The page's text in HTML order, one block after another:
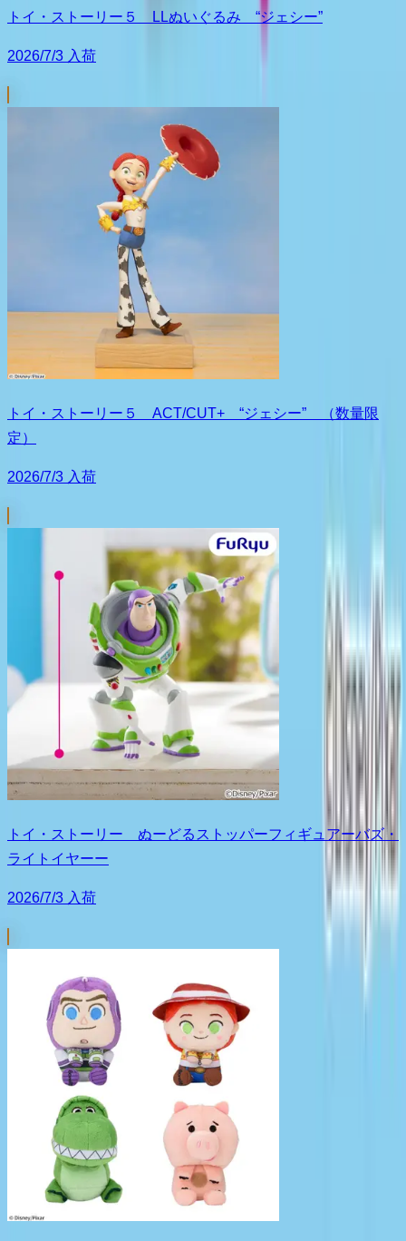
トイ・ストーリー５ LLぬいぐるみ “ジェシー”
2026/7/3 入荷
トイ・ストーリー５ ACT/CUT+ “ジェシー” （数量限
定）
2026/7/3 入荷
トイ・ストーリー ぬーどるストッパーフィギュアーバズ・
ライトイヤーー
2026/7/3 入荷